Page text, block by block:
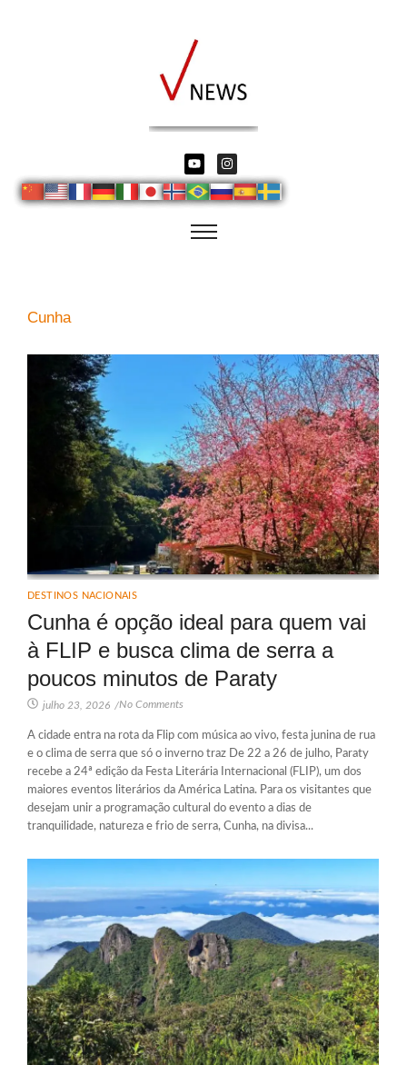
Cunha
DESTINOS NACIONAIS
Cunha é opção ideal para quem vai
à FLIP e busca clima de serra a
poucos minutos de Paraty
julho 23, 2026 /No Comments
A cidade entra na rota da Flip com música ao vivo, festa junina de rua
e o clima de serra que só o inverno traz De 22 a 26 de julho, Paraty
recebe a 24ª edição da Festa Literária Internacional (FLIP), um dos
maiores eventos literários da América Latina. Para os visitantes que
desejam unir a programação cultural do evento a dias de
tranquilidade, natureza e frio de serra, Cunha, na divisa...